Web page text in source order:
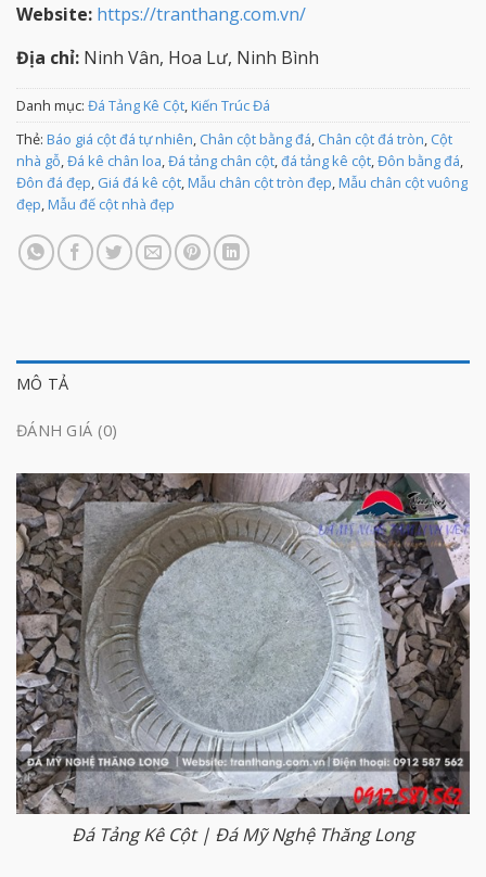
Website: https://tranthang.com.vn/
Địa chỉ: Ninh Vân, Hoa Lư, Ninh Bình
Danh mục: Đá Tảng Kê Cột,Kiến Trúc Đá
Thẻ: Báo giá cột đá tự nhiên, Chân cột bằng đá, Chân cột đá tròn, Cột
nhà gỗ,Đá kê chân loa,Đá tảng chân cột,đá tảng kê cột,Đôn bằng đá,
Đôn đá đẹp, Giá đá kê cột,Mẫu chân cột tròn đẹp,Mẫu chân cột vuông
đẹp,Mẫu đế cột nhà đẹp
MÔ TẢ
ĐÁNH GIÁ (0)
Đá Tảng Kê Cột | Đá Mỹ Nghệ Thăng Long